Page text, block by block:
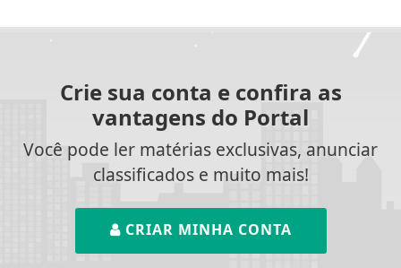
Crie sua conta e confira as
vantagens do Portal
Você pode ler matérias exclusivas, anunciar
classificados e muito mais!
CRIAR MINHA CONTA